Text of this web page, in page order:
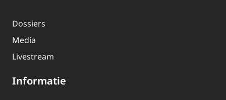
Dossiers
Media
Livestream
Informatie